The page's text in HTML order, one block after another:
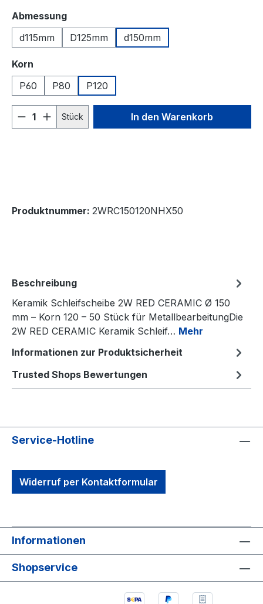
Abmessungauswählen
d115mm
D125mm d150mm
Korn
P60
P80 P120
Produkt Anzahl: Gib den
Stück In den Warenkorb
Produktnummer: 2WRC150120NHX50
Beschreibung
Keramik Schleifscheibe 2W RED CERAMIC Ø 150
mm – Korn 120 – 50 Stück für MetallbearbeitungDie
2W RED CERAMIC Keramik Schleif… Mehr
Informationen zur Produktsicherheit
Trusted Shops Bewertungen
Service-Hotline
Widerruf per Kontaktformular
Informationen
Shopservice